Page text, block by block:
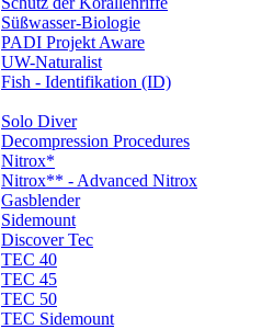
Süßwasser-Biologie
PADI Projekt Aware
UW-Naturalist
Fish - Identifikation (ID)
Solo Diver
Decompression Procedures
Nitrox*
Nitrox** - Advanced Nitrox
Gasblender
Sidemount
Discover Tec
TEC 40
TEC 45
TEC 50
TEC Sidemount